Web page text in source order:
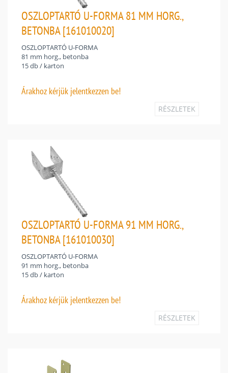
OSZLOPTARTÓ U-FORMA 81 MM HORG.,
BETONBA [161010020]
OSZLOPTARTÓ U-FORMA
81 mm horg., betonba
15 db / karton
Árakhoz kérjük jelentkezzen be!
RÉSZLETEK
OSZLOPTARTÓ U-FORMA 91 MM HORG.,
BETONBA [161010030]
OSZLOPTARTÓ U-FORMA
91 mm horg., betonba
15 db / karton
Árakhoz kérjük jelentkezzen be!
RÉSZLETEK